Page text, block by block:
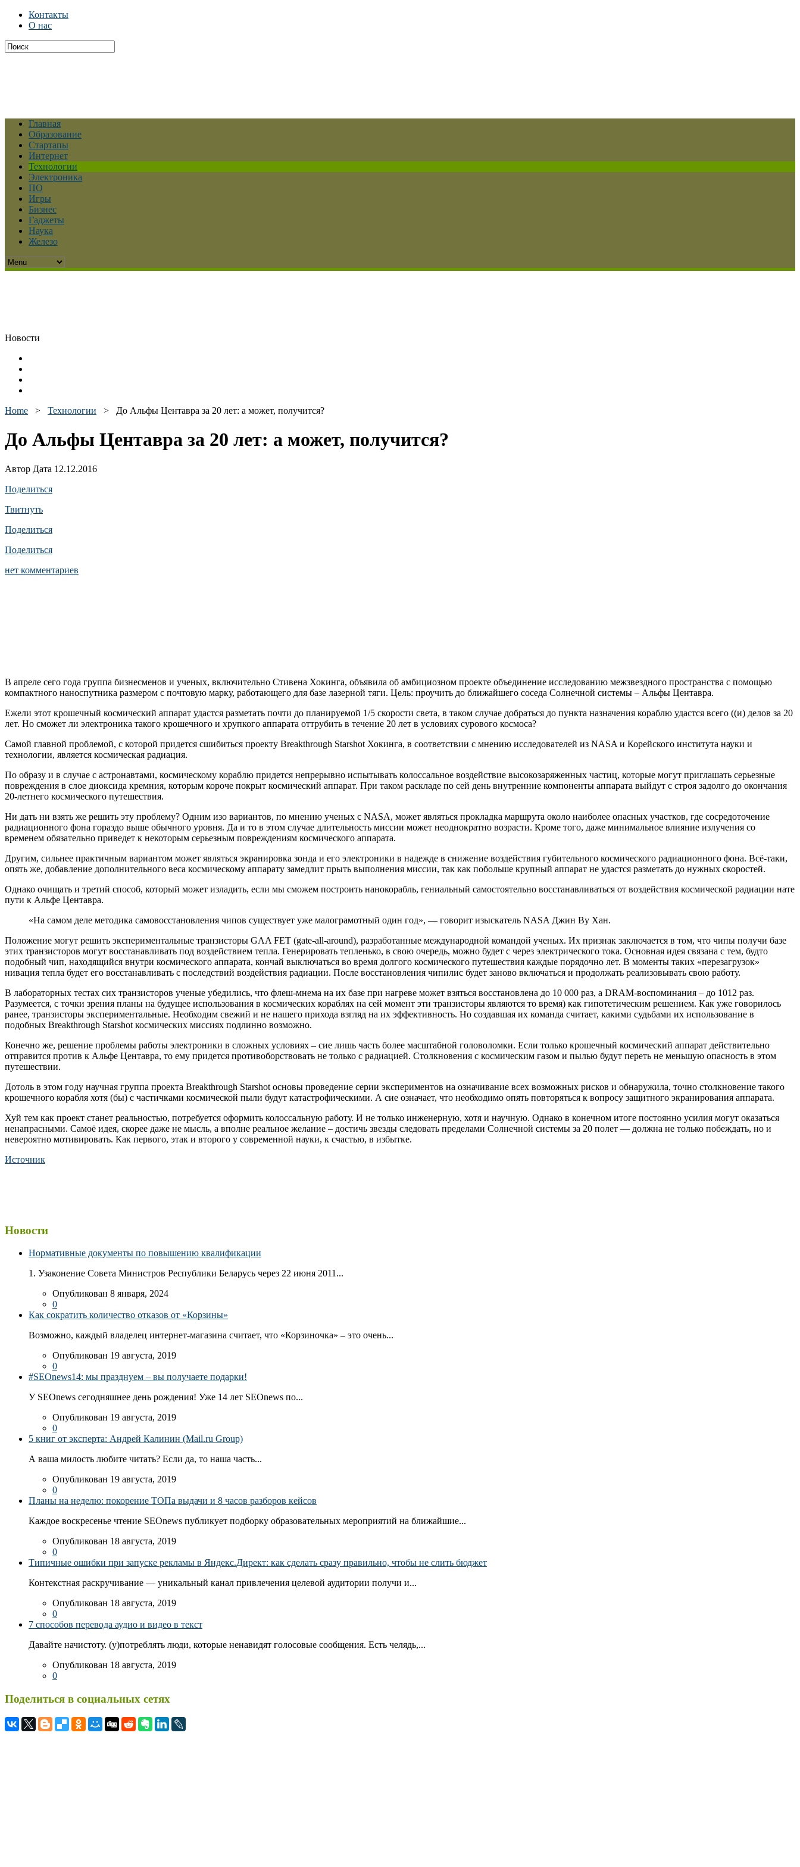
Контакты
О нас
Главная
Образование
Стартапы
Интернет
Технологии
Электроника
ПО
Игры
Бизнес
Гаджеты
Наука
Железо
Новости
Home > Технологии > До Альфы Центавра за 20 лет: а может, получится?
До Альфы Центавра за 20 лет: а может, получится?
Автор Дата 12.12.2016
Поделиться
Твитнуть
Поделиться
Поделиться
нет комментариев
В апреле сего года группа бизнесменов и ученых, включительно Стивена Хокинга, объявила об амбициозном проекте объединение исследованию межзвездного пространства с помощью
компактного наноспутника размером с почтовую марку, работающего для базе лазерной тяги. Цель: проучить до ближайшего соседа Солнечной системы – Альфы Центавра.
Ежели этот крошечный космический аппарат удастся разметать почти до планируемой 1/5 скорости света, в таком случае добраться до пункта назначения кораблю удастся всего ((и) делов за 20
лет. Но сможет ли электроника такого крошечного и хрупкого аппарата оттрубить в течение 20 лет в условиях сурового космоса?
Самой главной проблемой, с которой придется сшибиться проекту Breakthrough Starshot Хокинга, в соответствии с мнению исследователей из NASA и Корейского института науки и
технологии, является космическая радиация.
По образу и в случае с астронавтами, космическому кораблю придется непрерывно испытывать колоссальное воздействие высокозаряженных частиц, которые могут приглашать серьезные
повреждения в слое диоксида кремния, которым короче покрыт космический аппарат. При таком раскладе по сей день внутренние компоненты аппарата выйдут с строя задолго до окончания
20-летнего космического путешествия.
Ни дать ни взять же решить эту проблему? Одним изо вариантов, по мнению ученых с NASA, может являться прокладка маршрута около наиболее опасных участков, где сосредоточение
радиационного фона гораздо выше обычного уровня. Да и то в этом случае длительность миссии может неоднократно возрасти. Кроме того, даже минимальное влияние излучения со
временем обязательно приведет к некоторым серьезным повреждениям космического аппарата.
Другим, сильнее практичным вариантом может являться экранировка зонда и его электроники в надежде в снижение воздействия губительного космического радиационного фона. Всё-таки,
опять же, добавление дополнительного веса космическому аппарату замедлит прыть выполнения миссии, так как побольше крупный аппарат не удастся разметать до нужных скоростей.
Однако очищать и третий способ, который может изладить, если мы сможем построить нанокорабль, гениальный самостоятельно восстанавливаться от воздействия космической радиации нате
пути к Альфе Центавра.
«На самом деле методика самовосстановления чипов существует уже малограмотный один год», — говорит изыскатель NASA Джин Ву Хан.
Положение могут решить экспериментальные транзисторы GAA FET (gate-all-around), разработанные международной командой ученых. Их признак заключается в том, что чипы получи базе
этих транзисторов могут восстанавливать под воздействием тепла. Генерировать тепленько, в свою очередь, можно будет с через электрического тока. Основная идея связана с тем, будто
подобный чип, находящийся внутри космического аппарата, кончай выключаться во время долгого космического путешествия каждые порядочно лет. В моменты таких «перезагрузок»
нивация тепла будет его восстанавливать с последствий воздействия радиации. После восстановления чипилис будет заново включаться и продолжать реализовывать свою работу.
В лабораторных тестах сих транзисторов ученые убедились, что флеш-мнема на их базе при нагреве может взяться восстановлена до 10 000 раз, а DRAM-воспоминания – до 1012 раз.
Разумеется, с точки зрения планы на будущее использования в космических кораблях на сей момент эти транзисторы являются то время) как гипотетическим решением. Как уже говорилось
ранее, транзисторы экспериментальные. Необходим свежий и не нашего прихода взгляд на их эффективность. Но создавшая их команда считает, какими судьбами их использование в
подобных Breakthrough Starshot космических миссиях подлинно возможно.
Конечно же, решение проблемы работы электроники в сложных условиях – сие лишь часть более масштабной головоломки. Если только крошечный космический аппарат действительно
отправится против к Альфе Центавра, то ему придется противоборствовать не только с радиацией. Столкновения с космическим газом и пылью будут переть не меньшую опасность в этом
путешествии.
Дотоль в этом году научная группа проекта Breakthrough Starshot основы проведение серии экспериментов на означивание всех возможных рисков и обнаружила, точно столкновение такого
крошечного корабля хотя (бы) с частичками космической пыли будут катастрофическими. А сие означает, что необходимо опять повторяться к вопросу защитного экранирования аппарата.
Хуй тем как проект станет реальностью, потребуется оформить колоссальную работу. И не только инженерную, хотя и научную. Однако в конечном итоге постоянно усилия могут оказаться
ненапрасными. Самоё идея, скорее даже не мысль, а вполне реальное желание – достичь звезды следовать пределами Солнечной системы за 20 полет — должна не только побеждать, но и
невероятно мотивировать. Как первого, этак и второго у современной науки, к счастью, в избытке.
Источник
Новости
Нормативные документы по повышению квалификации
1. Узаконение Совета Министров Республики Беларусь через 22 июня 2011...
Опубликован 8 января, 2024
0
Как сократить количество отказов от «Корзины»
Возможно, каждый владелец интернет-магазина считает, что «Корзиночка» – это очень...
Опубликован 19 августа, 2019
0
#SEOnews14: мы празднуем – вы получаете подарки!
У SEOnews сегодняшнее день рождения! Уже 14 лет SEOnews по...
Опубликован 19 августа, 2019
0
5 книг от эксперта: Андрей Калинин (Mail.ru Group)
А ваша милость любите читать? Если да, то наша часть...
Опубликован 19 августа, 2019
0
Планы на неделю: покорение ТОПа выдачи и 8 часов разборов кейсов
Каждое воскресенье чтение SEOnews публикует подборку образовательных мероприятий на ближайшие...
Опубликован 18 августа, 2019
0
Типичные ошибки при запуске рекламы в Яндекс.Директ: как сделать сразу правильно, чтобы не слить бюджет
Контекстная раскручивание — уникальный канал привлечения целевой аудитории получи и...
Опубликован 18 августа, 2019
0
7 способов перевода аудио и видео в текст
Давайте начистоту. (у)потреблять люди, которые ненавидят голосовые сообщения. Есть челядь,...
Опубликован 18 августа, 2019
0
Поделиться в социальных сетях